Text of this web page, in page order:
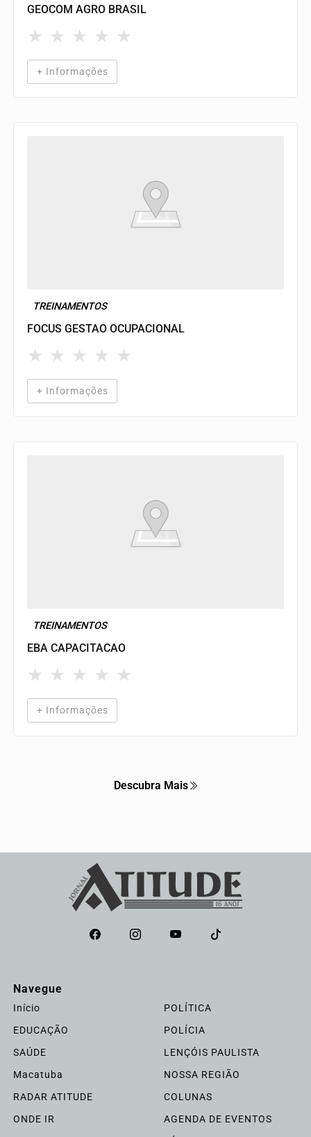
GEOCOM AGRO BRASIL
★ ★ ★ ★ ★
+ Informações
TREINAMENTOS
FOCUS GESTAO OCUPACIONAL
★ ★ ★ ★ ★
+ Informações
TREINAMENTOS
EBA CAPACITACAO
★ ★ ★ ★ ★
+ Informações
Descubra Mais
Navegue
Início
POLÍTICA
EDUCAÇÃO
POLÍCIA
SAÚDE
LENÇÓIS PAULISTA
Macatuba
NOSSA REGIÃO
RADAR ATITUDE
COLUNAS
ONDE IR
AGENDA DE EVENTOS